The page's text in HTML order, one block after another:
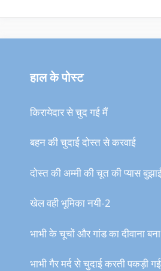
हाल के पोस्ट
किरायेदार से चुद गई मैं
बहन की चुदाई दोस्त से करवाई
दोस्त की अम्मी की चूत की प्यास
खेल वही भूमिका नयी-2
भाभी के चूचों और गांड का दीवाना बना
भाभी गैर मर्द से चुदाई करती पकड़ी गई